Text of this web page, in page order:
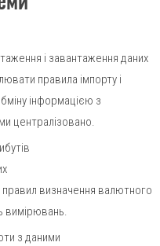
і завантаження даних
правила імпорту і
інформацією з
централізовано.
визначення валютного
вимірювань.
з даними